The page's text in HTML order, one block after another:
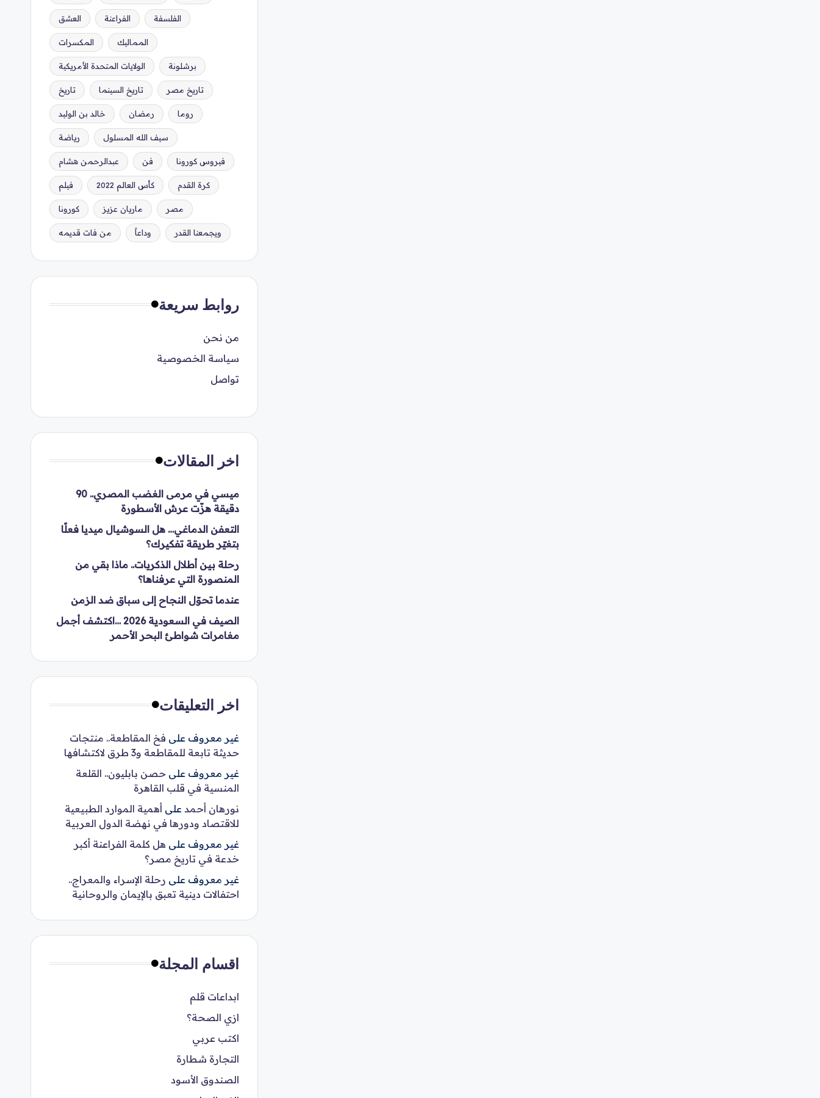
العشق الفراعنة الفلسفة
المكسرات المماليك
الولايات المتحدة الأمريكية برشلونة
تاريخ تاريخ السينما تاريخ مصر
خالد بن الوليد رمضان روما
رياضة سيف الله المسلول
عبدالرحمن هشام فن فيروس كورونا
فيلم كأس العالم 2022 كرة القدم
كورونا ماريان عزيز مصر
من فات قديمه وداعاً ويجمعنا القدر
روابط سريعة
من نحن
سياسة الخصوصية
تواصل
اخر المقالات
ميسي في مرمى الغضب المصري.. 90
دقيقة هزّت عرش الأسطورة
التعفن الدماغي… هل السوشيال ميديا فعلًا
بتغيّر طريقة تفكيرك؟
رحلة بين أطلال الذكريات.. ماذا بقي من
المنصورة التي عرفناها؟
عندما تحوّل النجاح إلى سباق ضد الزمن
الصيف في السعودية 2026 …اكتشف أجمل
مغامرات شواطئ البحر الأحمر
اخر التعليقات
غير معروف على فخ المقاطعة.. منتجات
حديثة تابعة للمقاطعة و3 طرق لاكتشافها
غير معروف على حصن بابليون.. القلعة
المنسية في قلب القاهرة
نورهان أحمدعلى أهمية الموارد الطبيعية
للاقتصاد ودورها في نهضة الدول العربية
غير معروف على هل كلمة الفراعنة أكبر
خدعة في تاريخ مصر؟
غير معروف على رحلة الإسراء والمعراج..
احتفالات دينية تعبق بالإيمان والروحانية
اقسام المجلة
ابداعات قلم
ازي الصحة؟
اكتب عربي
التجارة شطارة
الصندوق الأسود